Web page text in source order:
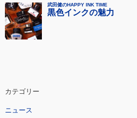
カテゴリー
ニュース